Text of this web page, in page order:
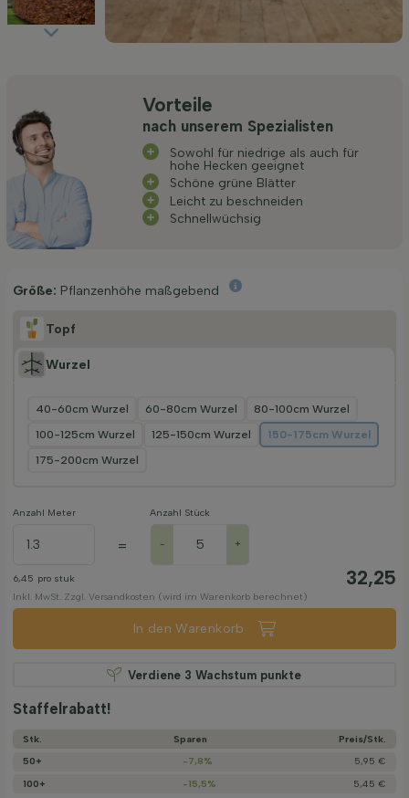
Vorteile
nach unserem Spezialisten
Sowohl für niedrige als auch für
hohe Hecken geeignet
Schöne grüne Blätter
Leicht zu beschneiden
Schnellwüchsig
Größe: Pflanzenhöhe maßgebend
Topf
Wurzel
40-60cm Wurzel 60-80cm Wurzel
80-100cm Wurzel
100-125cm Wurzel
125-150cm Wurzel
150-175cm Wurzel
175-200cm Wurzel
Anzahl Meter
=
Anzahl Stück
- +
6,45 pro stuk 32,25
Inkl. MwSt. Zzgl. Versandkosten (wird im Warenkorb berechnet)
In den Warenkorb
Verdiene 3 Wachstum punkte
Staffelrabatt!
Stk. Sparen
Preis/­Stk.
50+
-7,8%
5,95 €
100+
-15,5% 5,45 €